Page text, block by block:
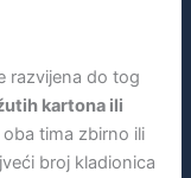
razvijena do tog
kartona ili
oba tima zbirno ili
broj kladionica